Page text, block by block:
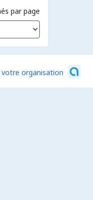
par page
organisation